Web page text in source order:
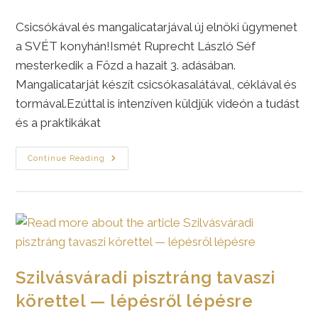
Csicsókával és mangalicatarjával új elnöki ügymenet
a SVÉT konyhán!Ismét Ruprecht László Séf
mesterkedik a Főzd a hazait 3. adásában.
Mangalicatarját készít csicsókasalátával, céklával és
tormával.Ezúttal is intenzíven küldjük videón a tudást
és a praktikákat
Continue Reading
Tudtátok?
A
Is
Ajánlják!
Szilvásváradi pisztráng tavaszi
körettel — lépésről lépésre